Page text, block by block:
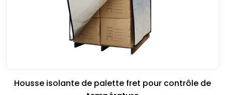
Housse isolante de palette fret pour contrôle de